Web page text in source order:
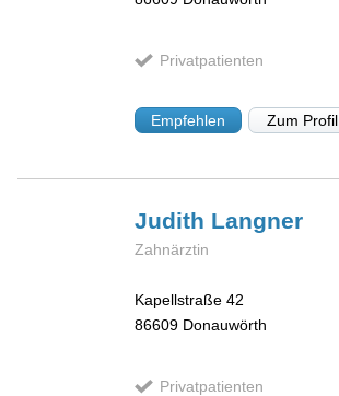
Privatpatienten
Empfehlen Zum Profil
Judith Langner
Zahnärztin
Kapellstraße 42
86609 Donauwörth
Privatpatienten